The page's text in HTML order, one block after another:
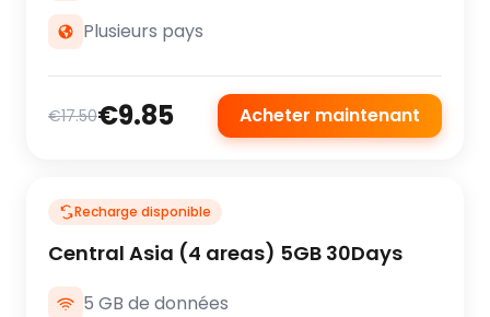
Plusieurs pays
€17.50€9.85 Acheter maintenant
Recharge disponible
Central Asia (4 areas) 5GB 30Days
5 GB de données